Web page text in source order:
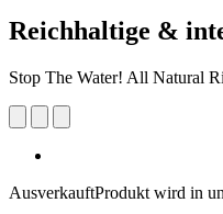
Reichhaltige &
Stop The Water! All Natural
AusverkauftProdukt wird in